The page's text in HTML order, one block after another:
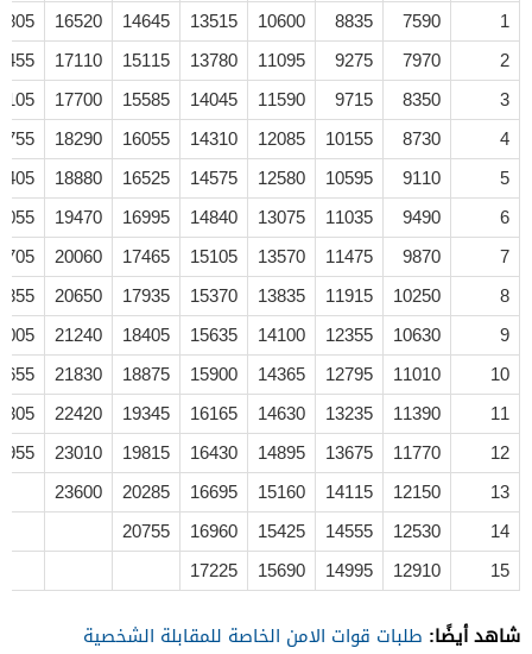
1
7590
8835
10600
13515
14645
16520
2
7970
9275
11095
13780
15115
17110
3
8350
9715
11590
14045
15585
17700
4
8730
10155
12085
14310
16055
18290
5
9110
10595
12580
14575
16525
18880
6
9490
11035
13075
14840
16995
19470
7
9870
11475
13570
15105
17465
20060
8
10250
11915
13835
15370
17935
20650
9
10630
12355
14100
15635
18405
21240
10
11010
12795
14365
15900
18875
21830
11
11390
13235
14630
16165
19345
22420
12
11770
13675
14895
16430
19815
23010
13
12150
14115
15160
16695
20285
23600
14
12530
14555
15425
16960
20755
15
12910
14995
15690
17225
شاهد أيضًا: طلبات قوات الامن الخاصة للمقابلة الشخصية